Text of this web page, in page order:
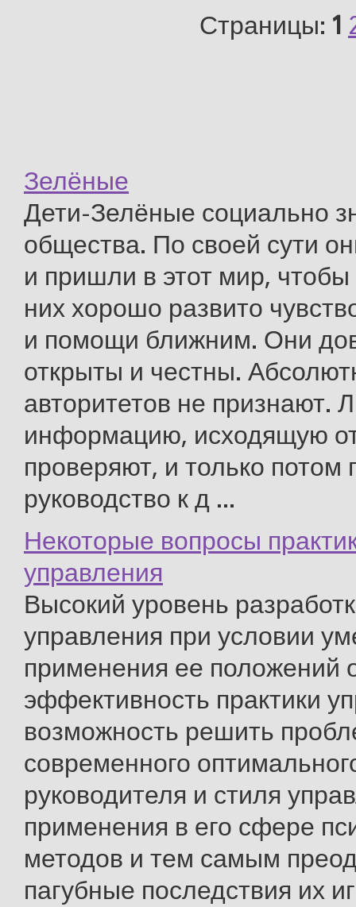
Страницы: 1
Зелёные
Дети-Зелёные социально
общества. По своей сути
и пришли в этот мир,
них хорошо развито
и помощи ближним. Они
открыты и честны.
авторитетов не признают.
информацию, исходящую
проверяют, и только потом
руководство к д ...
Некоторые вопросы
управления
Высокий уровень
управления при условии
применения ее положений
эффективность практики
возможность решить
современного
руководителя и стиля
применения в его сфере
методов и тем самым
пагубные последствия их